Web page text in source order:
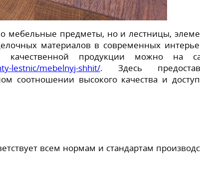
мебельные предметы, но и лестницы,
материалов в современных
качественной продукции можно на
lestnic/mebelnyj-shhit/. Здесь
соотношении высокого качества и
всем нормам и стандартам